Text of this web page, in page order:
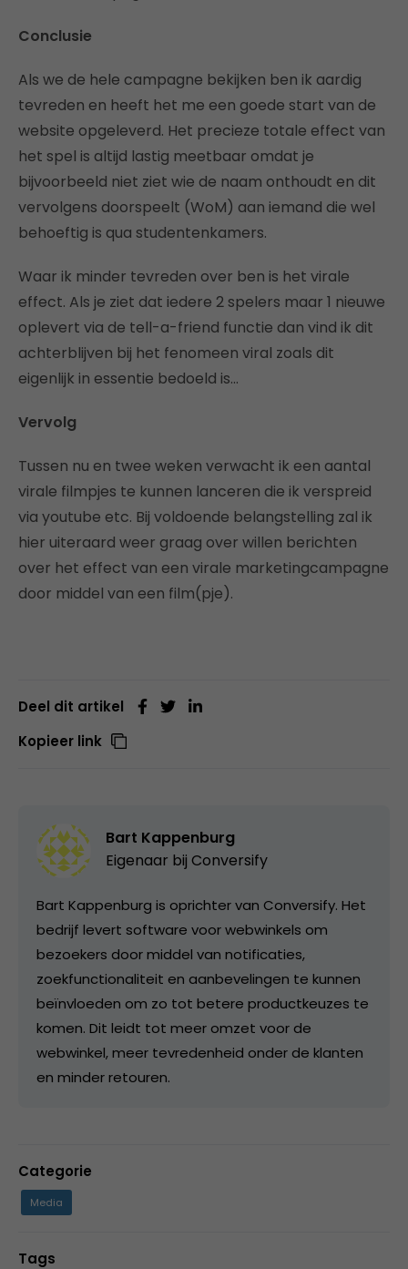
Conclusie
Als we de hele campagne bekijken ben ik aardig
tevreden en heeft het me een goede start van de
website opgeleverd. Het precieze totale effect van
het spel is altijd lastig meetbaar omdat je
bijvoorbeeld niet ziet wie de naam onthoudt en dit
vervolgens doorspeelt (WoM) aan iemand die wel
behoeftig is qua studentenkamers.
Waar ik minder tevreden over ben is het virale
effect. Als je ziet dat iedere 2 spelers maar 1 nieuwe
oplevert via de tell-a-friend functie dan vind ik dit
achterblijven bij het fenomeen viral zoals dit
eigenlijk in essentie bedoeld is…
Vervolg
Tussen nu en twee weken verwacht ik een aantal
virale filmpjes te kunnen lanceren die ik verspreid
via youtube etc. Bij voldoende belangstelling zal ik
hier uiteraard weer graag over willen berichten
over het effect van een virale marketingcampagne
door middel van een film(pje).
Deel dit artikel
Kopieer link
Bart Kappenburg
Eigenaar bij Conversify
Bart Kappenburg is oprichter van Conversify. Het
bedrijf levert software voor webwinkels om
bezoekers door middel van notificaties,
zoekfunctionaliteit en aanbevelingen te kunnen
beïnvloeden om zo tot betere productkeuzes te
komen. Dit leidt tot meer omzet voor de
webwinkel, meer tevredenheid onder de klanten
en minder retouren.
Categorie
Media
Tags